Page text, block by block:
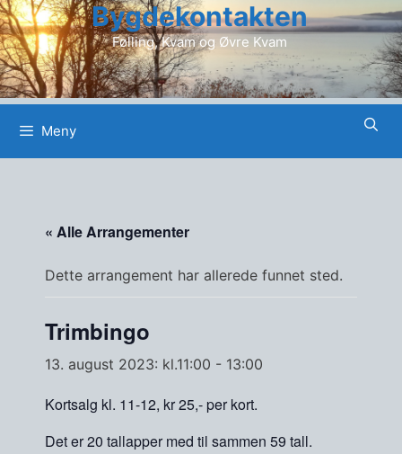
Hopp
til
innhold
Bygdekontakten
Følling, Kvam og Øvre Kvam
Meny
« Alle Arrangementer
Dette arrangement har allerede funnet sted.
Trimbingo
13. august 2023: kl.11:00 - 13:00
Kortsalg kl. 11-12, kr 25,- per kort.
Det er 20 tallapper med til sammen 59 tall.